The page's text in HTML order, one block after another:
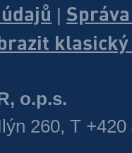
o.p.s.
260, T +420